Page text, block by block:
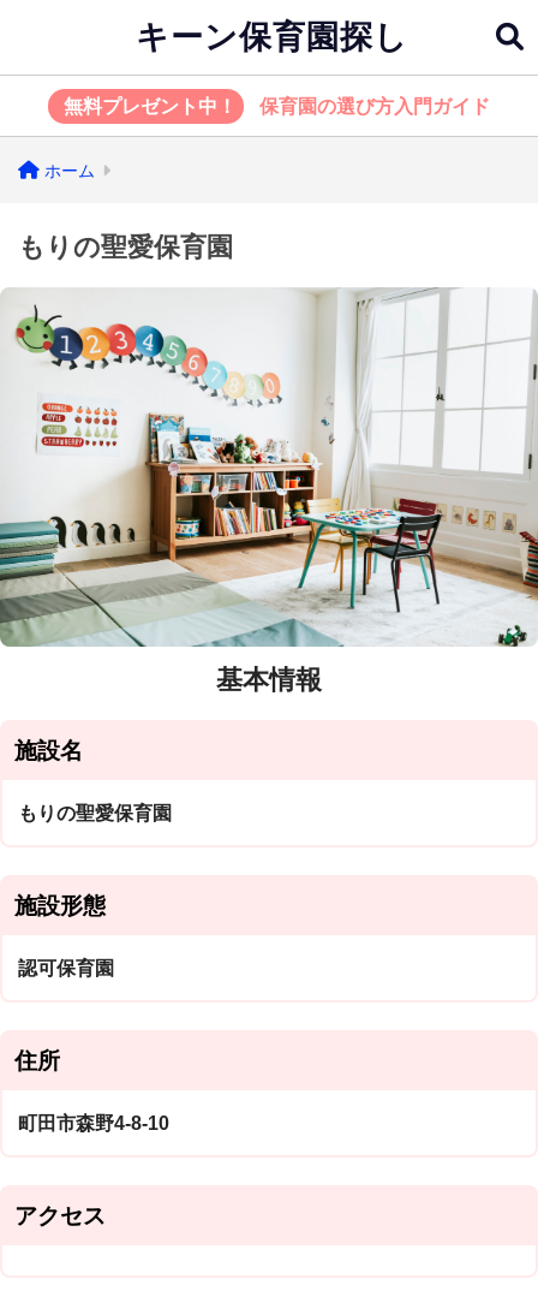
キーン保育園探し
無料プレゼント中！ 保育園の選び方入門ガイド
ホーム
もりの聖愛保育園
基本情報
施設名
もりの聖愛保育園
施設形態
認可保育園
住所
町田市森野4-8-10
アクセス